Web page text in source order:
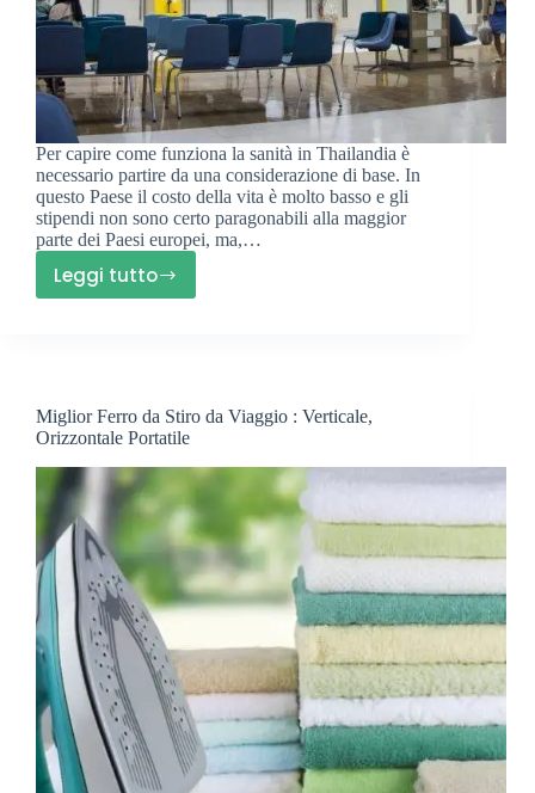
Per capire come funziona la sanità in Thailandia è
necessario partire da una considerazione di base. In
questo Paese il costo della vita è molto basso e gli
stipendi non sono certo paragonabili alla maggior
parte dei Paesi europei, ma,…
Leggi tutto
Come
Thailandia?
Miglior Ferro da Stiro da Viaggio : Verticale,
Orizzontale Portatile